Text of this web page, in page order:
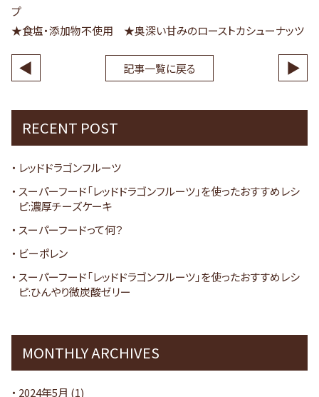
RECENT POST
レッドドラゴンフルーツ
スーパーフード「レッドドラゴンフルーツ」を使ったおすすめレシ
ピ:濃厚チーズケーキ
スーパーフードって何？
ビーポレン
スーパーフード「レッドドラゴンフルーツ」を使ったおすすめレシ
ピ:ひんやり微炭酸ゼリー
MONTHLY ARCHIVES
2024年5月 (1)
プ
★食塩・添加物不使用 ★奥深い甘みのローストカシューナッツ
◀ 記事一覧に戻る ▶